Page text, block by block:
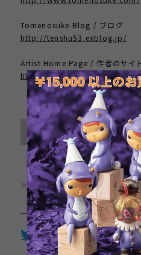
Tomenosuke Blog / ブログ
http://tenshu53.exblog.jp/
Artist Home Page / 作者のサイ
https://www.universal-
International
Sold
日本国内にお
※この商品は1点までのご注文とさ
Twitter LINE